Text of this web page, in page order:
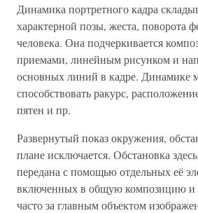
Динамика портретного кадра
характерной позы, жеста, поворота
человека. Она подчеркивается
приемами, линейным рисунком и
основных линий в кадре. Динамике
способствовать ракурс,
пятен и пр.
Развернутый показ окружения,
плане исключается. Обстановка
передана с помощью отдельных её
включенных в общую композицию и
часто за главным объектом